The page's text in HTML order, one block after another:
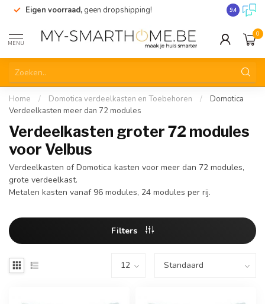
Eigen voorraad, geen dropshipping! 9.4
MENU
0
Home / Domotica verdeelkasten en Toebehoren /
Domotica
Verdeelkasten meer dan 72 modules
Verdeelkasten groter 72 modules
voor Velbus
Verdeelkasten of Domotica kasten voor meer dan 72 modules,
grote verdeelkast.
Metalen kasten vanaf 96 modules, 24 modules per rij.
Filters